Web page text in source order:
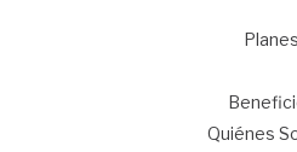
Planes
Quiénes